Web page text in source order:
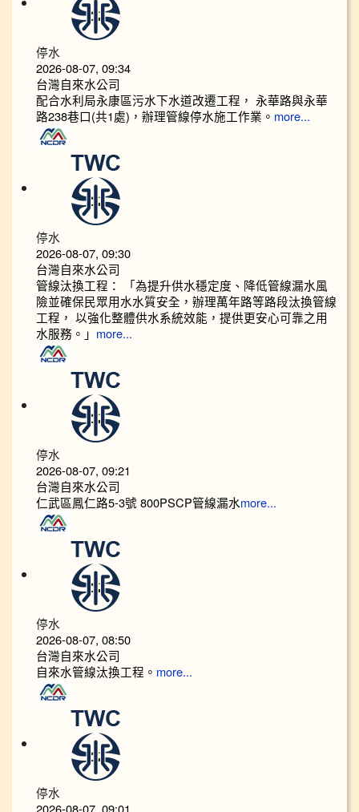
停水
2026-08-07, 09:34
台灣自來水公司
配合水利局永康區污水下水道改遷工程， 永華路與永華
路238巷口(共1處)，辦理管線停水施工作業。 more...
停水
2026-08-07, 09:30
台灣自來水公司
管線汰換工程： 「為提升供水穩定度、降低管線漏水風
險並確保民眾用水水質安全，辦理萬年路等路段汰換管線
工程， 以強化整體供水系統效能，提供更安心可靠之用
水服務。」
more...
停水
2026-08-07, 09:21
台灣自來水公司
仁武區鳳仁路5-3號 800PSCP管線漏水more...
停水
2026-08-07, 08:50
台灣自來水公司
自來水管線汰換工程。 more...
停水
2026-08-07, 09:01